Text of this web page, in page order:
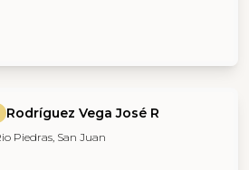
Rodríguez Vega José R
Piedras, San Juan